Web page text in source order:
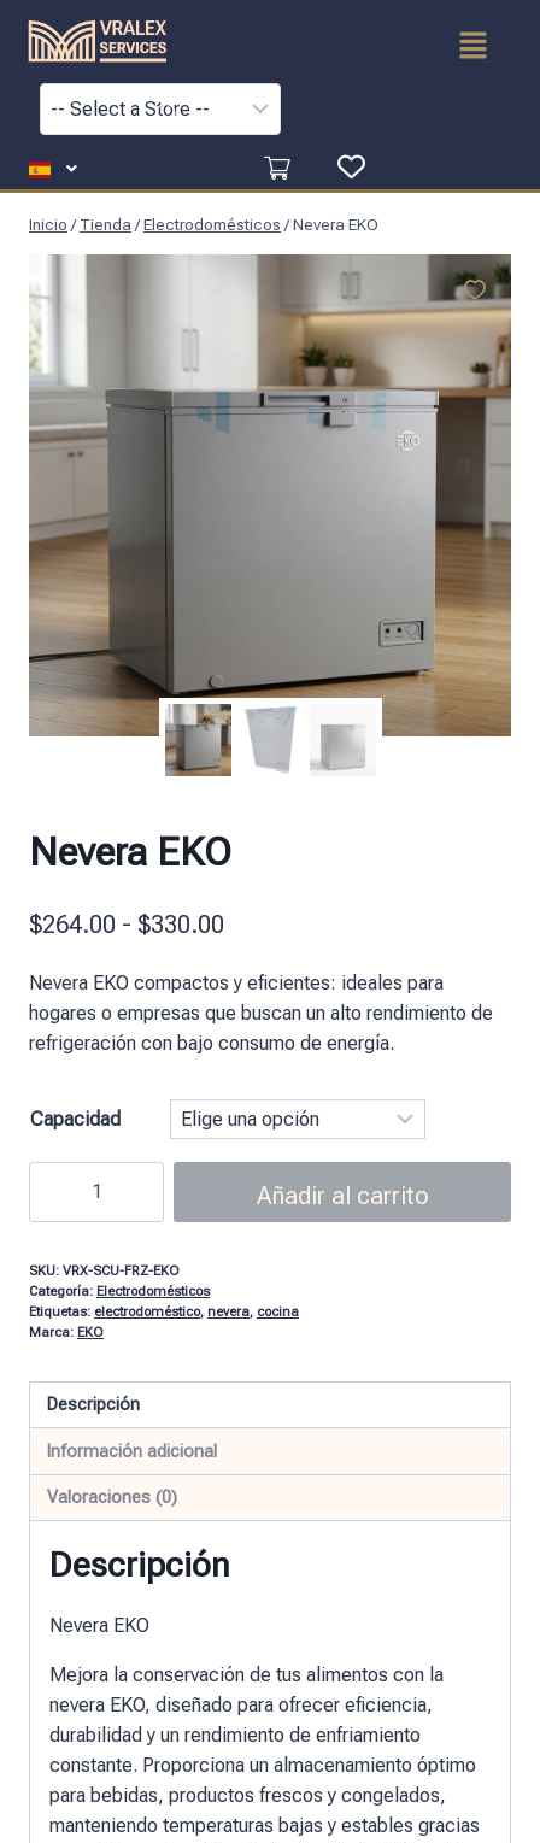
Inicio / Tienda/Electrodomésticos /Nevera EKO
Nevera EKO
$264.00 - $330.00
Nevera EKO compactos y eficientes: ideales para
hogares o empresas que buscan un alto rendimiento de
refrigeración con bajo consumo de energía.
Capacidad
Añadir al carrito
SKU: VRX-SCU-FRZ-EKO
Categoría: Electrodomésticos
Etiquetas: electrodoméstico, nevera, cocina
Marca: EKO
Descripción
Información adicional
Valoraciones (0)
Descripción
Nevera EKO
Mejora la conservación de tus alimentos con la
nevera EKO, diseñado para ofrecer eficiencia,
durabilidad y un rendimiento de enfriamiento
constante. Proporciona un almacenamiento óptimo
para bebidas, productos frescos y congelados,
manteniendo temperaturas bajas y estables gracias